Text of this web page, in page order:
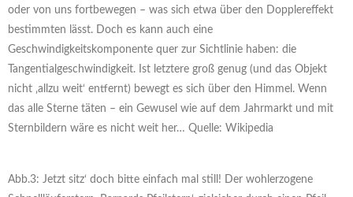
oder von uns fortbewegen – was sich etwa über den Dopplereffekt
bestimmten lässt. Doch es kann auch eine
Geschwindigkeitskomponente quer zur Sichtlinie haben: die
Tangentialgeschwindigkeit. Ist letztere groß genug (und das Objekt
nicht ‚allzu weit‘ entfernt) bewegt es sich über den Himmel. Wenn
das alle Sterne täten – ein Gewusel wie auf dem Jahrmarkt und mit
Sternbildern wäre es nicht weit her… Quelle: Wikipedia
Abb.3: Jetzt sitz‘ doch bitte einfach mal still! Der wohlerzogene